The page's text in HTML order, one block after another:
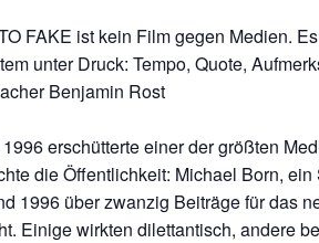
FAKE ist kein Film gegen Medien.
unter Druck: Tempo, Quote,
Benjamin Rost
1996 erschütterte einer der größten
die Öffentlichkeit: Michael Born,
1996 über zwanzig Beiträge für das
Einige wirkten dilettantisch, andere